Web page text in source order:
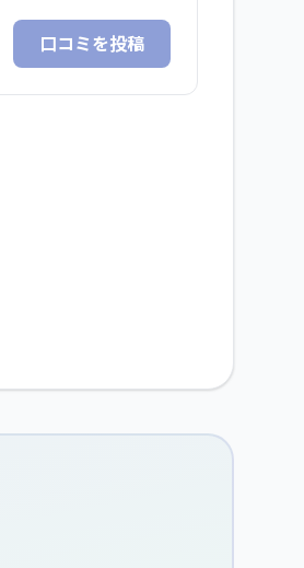
口コミを投稿